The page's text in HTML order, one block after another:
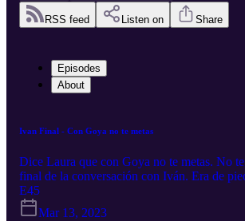
RSS feed Listen on Share
Episodes
About
Ivan Final - Con Goya no te metas
Dice Laura que con Goya no te metas. No
final de la conversación con Iván. Era de
que paso?
E45
Mar 13, 2023